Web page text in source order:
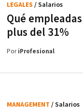
Qué
plus del 31%
LEGALES / Salarios
PoriProfesional
MANAGEMENT / Salarios